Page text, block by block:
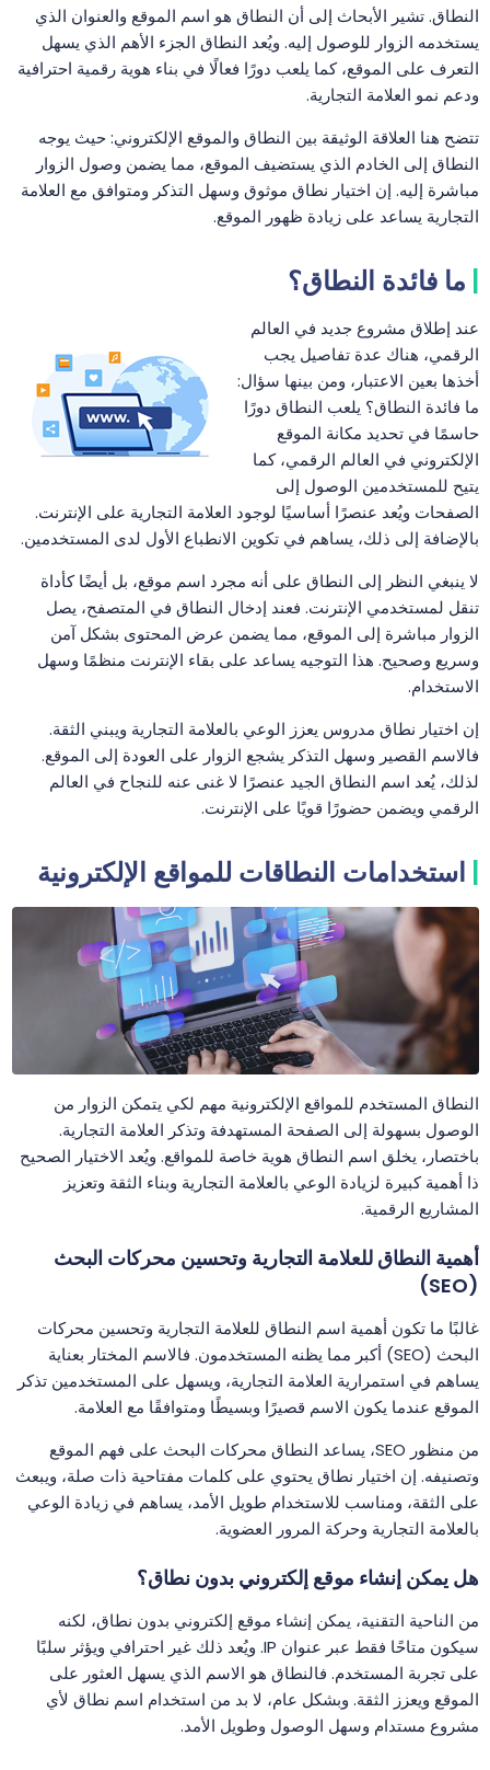
النطاق. تشير الأبحاث إلى أن النطاق هو اسم الموقع والعنوان الذي
يستخدمه الزوار للوصول إليه. ويُعد النطاق الجزء الأهم الذي يسهل
التعرف على الموقع، كما يلعب دورًا فعالًا في بناء هوية رقمية احترافية
ودعم نمو العلامة التجارية.
تتضح هنا العلاقة الوثيقة بين النطاق والموقع الإلكتروني: حيث يوجه
النطاق إلى الخادم الذي يستضيف الموقع، مما يضمن وصول الزوار
مباشرة إليه. إن اختيار نطاق موثوق وسهل التذكر ومتوافق مع العلامة
التجارية يساعد على زيادة ظهور الموقع.
ما فائدة النطاق؟
عند إطلاق مشروع جديد في العالم
الرقمي، هناك عدة تفاصيل يجب
أخذها بعين الاعتبار، ومن بينها سؤال:
ما فائدة النطاق؟ يلعب النطاق دورًا
حاسمًا في تحديد مكانة الموقع
الإلكتروني في العالم الرقمي، كما
يتيح للمستخدمين الوصول إلى
الصفحات ويُعد عنصرًا أساسيًا لوجود العلامة التجارية على الإنترنت.
بالإضافة إلى ذلك، يساهم في تكوين الانطباع الأول لدى المستخدمين.
لا ينبغي النظر إلى النطاق على أنه مجرد اسم موقع، بل أيضًا كأداة
تنقل لمستخدمي الإنترنت. فعند إدخال النطاق في المتصفح، يصل
الزوار مباشرة إلى الموقع، مما يضمن عرض المحتوى بشكل آمن
وسريع وصحيح. هذا التوجيه يساعد على بقاء الإنترنت منظمًا وسهل
الاستخدام.
إن اختيار نطاق مدروس يعزز الوعي بالعلامة التجارية ويبني الثقة.
فالاسم القصير وسهل التذكر يشجع الزوار على العودة إلى الموقع.
لذلك، يُعد اسم النطاق الجيد عنصرًا لا غنى عنه للنجاح في العالم
الرقمي ويضمن حضورًا قويًا على الإنترنت.
استخدامات النطاقات للمواقع الإلكترونية
النطاق المستخدم للمواقع الإلكترونية مهم لكي يتمكن الزوار من
الوصول بسهولة إلى الصفحة المستهدفة وتذكر العلامة التجارية.
باختصار، يخلق اسم النطاق هوية خاصة للمواقع. ويُعد الاختيار الصحيح
ذا أهمية كبيرة لزيادة الوعي بالعلامة التجارية وبناء الثقة وتعزيز
المشاريع الرقمية.
أهمية النطاق للعلامة التجارية وتحسين محركات البحث
(SEO)
غالبًا ما تكون أهمية اسم النطاق للعلامة التجارية وتحسين محركات
البحث (SEO) أكبر مما يظنه المستخدمون. فالاسم المختار بعناية
يساهم في استمرارية العلامة التجارية، ويسهل على المستخدمين تذكر
الموقع عندما يكون الاسم قصيرًا وبسيطًا ومتوافقًا مع العلامة.
من منظور SEO، يساعد النطاق محركات البحث على فهم الموقع
وتصنيفه. إن اختيار نطاق يحتوي على كلمات مفتاحية ذات صلة، ويبعث
على الثقة، ومناسب للاستخدام طويل الأمد، يساهم في زيادة الوعي
بالعلامة التجارية وحركة المرور العضوية.
هل يمكن إنشاء موقع إلكتروني بدون نطاق؟
من الناحية التقنية، يمكن إنشاء موقع إلكتروني بدون نطاق، لكنه
سيكون متاحًا فقط عبر عنوان IP. ويُعد ذلك غير احترافي ويؤثر سلبًا
على تجربة المستخدم. فالنطاق هو الاسم الذي يسهل العثور على
الموقع ويعزز الثقة. وبشكل عام، لا بد من استخدام اسم نطاق لأي
مشروع مستدام وسهل الوصول وطويل الأمد.